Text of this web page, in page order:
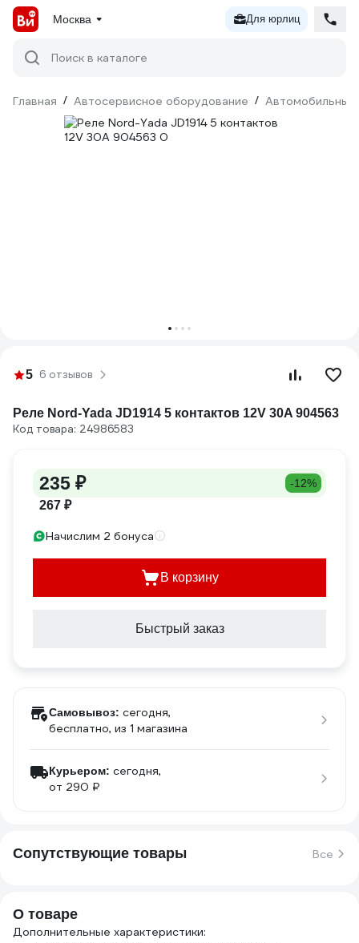
Москва Для юрлиц
Поиск в каталоге
Главная / Автосервисное оборудование / Автомобильные
5 6 отзывов
Реле Nord-Yada JD1914 5 контактов 12V 30A 904563
Код товара: 24986583
235 ₽ -12%
267 ₽
Начислим 2 бонуса
В корзину
Быстрый заказ
Самовывоз: сегодня,
бесплатно, из 1 магазина
Курьером: сегодня,
от 290 ₽
Сопутствующие товары Все
О товаре
Дополнительные характеристики: